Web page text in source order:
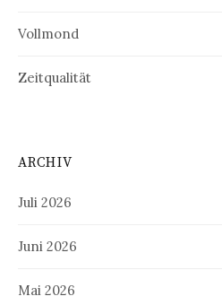
Vollmond
Zeitqualität
ARCHIV
Juli 2026
Juni 2026
Mai 2026